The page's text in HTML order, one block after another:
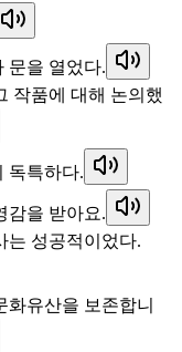
문을 열었다.
작품에 대해 논의했
독특하다.
감을 받아요.
는 성공적이었다.
화유산을 보존합니